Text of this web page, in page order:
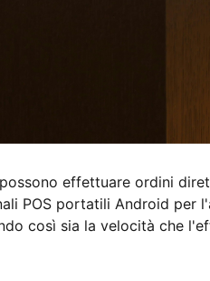
effettuare ordini
POS portatili Android per
così sia la velocità che